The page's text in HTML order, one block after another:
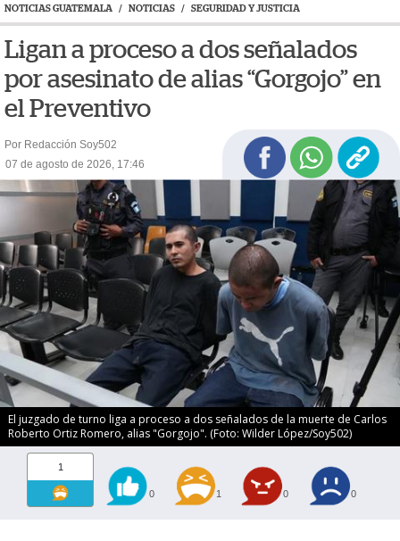
NOTICIAS GUATEMALA / NOTICIAS / SEGURIDAD Y JUSTICIA
Ligan a proceso a dos señalados
por asesinato de alias “Gorgojo” en
el Preventivo
Por Redacción Soy502
07 de agosto de 2026, 17:46
El juzgado de turno liga a proceso a dos señalados de la muerte de Carlos
Roberto Ortiz Romero, alias "Gorgojo". (Foto: Wilder López/Soy502)
1
0 1 0 0